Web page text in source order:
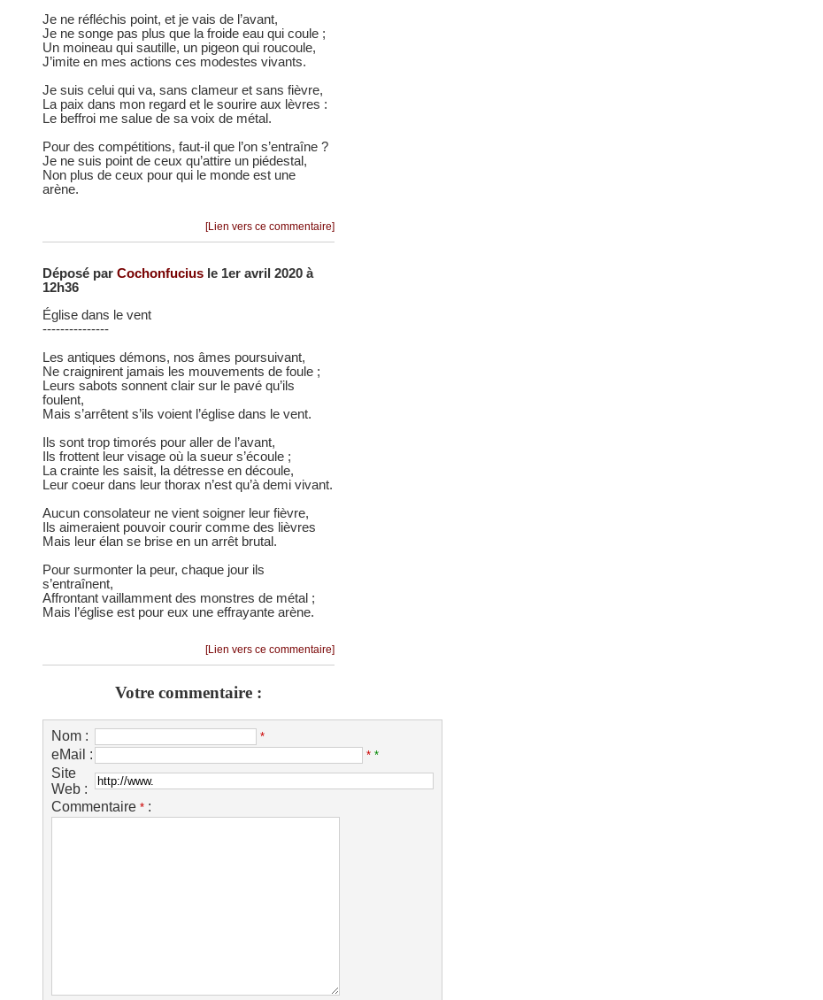
Je ne réfléchis point, et je vais de l’avant,
Je ne songe pas plus que la froide eau qui coule ;
Un moineau qui sautille, un pigeon qui roucoule,
J’imite en mes actions ces modestes vivants.
Je suis celui qui va, sans clameur et sans fièvre,
La paix dans mon regard et le sourire aux lèvres :
Le beffroi me salue de sa voix de métal.
Pour des compétitions, faut-il que l’on s’entraîne ?
Je ne suis point de ceux qu’attire un piédestal,
Non plus de ceux pour qui le monde est une
arène.
[Lien vers ce commentaire]
Déposé par Cochonfucius le 1er avril 2020 à
12h36
Église dans le vent
---------------
Les antiques démons, nos âmes poursuivant,
Ne craignirent jamais les mouvements de foule ;
Leurs sabots sonnent clair sur le pavé qu’ils
foulent,
Mais s’arrêtent s’ils voient l’église dans le vent.
Ils sont trop timorés pour aller de l’avant,
Ils frottent leur visage où la sueur s’écoule ;
La crainte les saisit, la détresse en découle,
Leur coeur dans leur thorax n’est qu’à demi vivant.
Aucun consolateur ne vient soigner leur fièvre,
Ils aimeraient pouvoir courir comme des lièvres
Mais leur élan se brise en un arrêt brutal.
Pour surmonter la peur, chaque jour ils
s’entraînent,
Affrontant vaillamment des monstres de métal ;
Mais l’église est pour eux une effrayante arène.
[Lien vers ce commentaire]
Votre commentaire :
Nom : *
eMail : * *
Site
Web :
Commentaire * :